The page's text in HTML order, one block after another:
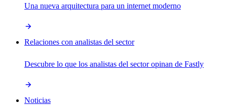
Una nueva arquitectura para un internet moderno
Relaciones con analistas del sector
Descubre lo que los analistas del sector opinan de Fastly
Noticias